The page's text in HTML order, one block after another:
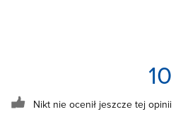
10
Nikt nie ocenił jeszcze tej opinii